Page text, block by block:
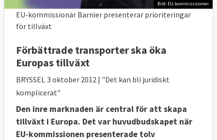
Bild: EU-kommisssionen
EU-kommissionär Barnier presenterar prioriteringar
för tillväxt
Förbättrade transporter ska öka
Europas tillväxt
BRYSSEL 3 oktober 2012 | "Det kan bli juridiskt
komplicerat"
Den inre marknaden är central för att skapa
tillväxt i Europa. Det var huvudbudskapet när
EU-kommissionen presenterade tolv